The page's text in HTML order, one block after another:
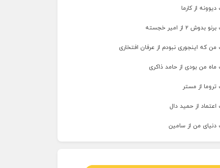
از کارما
۲ از امیر خجسته
من که اینجوری نبودم از عرفان افتخاری
ماه من بودی از حامد ذاکری
تروما از مستر
اعتماد از حمید دال
دنیای من از سامین